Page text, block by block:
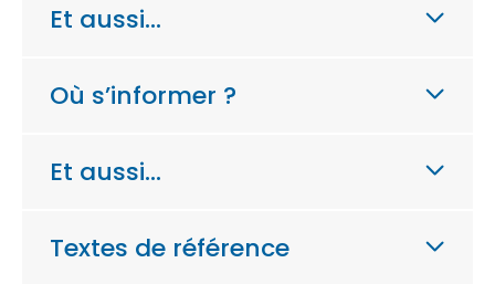
Et aussi…
Où s’informer ?
Et aussi…
Textes de référence